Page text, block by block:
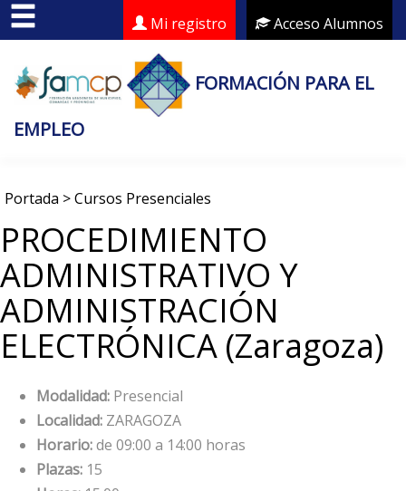
Acceso Alumnos
Mi registro
FORMACIÓN PARA EL
EMPLEO
Portada >Cursos Presenciales
PROCEDIMIENTO
ADMINISTRATIVO Y
ADMINISTRACIÓN
ELECTRÓNICA (Zaragoza)
Modalidad: Presencial
Localidad: ZARAGOZA
Horario:de 09:00 a 14:00 horas
Plazas: 15